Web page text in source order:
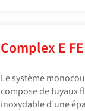
Complex E
Le système
compose de tuyaux
inoxydable d’une